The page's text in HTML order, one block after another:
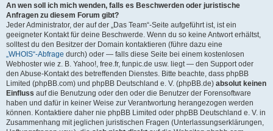
An wen soll ich mich wenden, falls es Beschwerden oder juristische
Anfragen zu diesem Forum gibt?
Jeder Administrator, der auf der „Das Team“-Seite aufgeführt ist, ist ein
geeigneter Kontakt für deine Beschwerde. Wenn du so keine Antwort erhältst,
solltest du den Besitzer der Domain kontaktieren (führe dazu eine
„WHOIS“-Abfrage durch) oder — falls diese Seite bei einem kostenlosen
Webhoster wie z. B. Yahoo!, free.fr, funpic.de usw. liegt — den Support oder
den Abuse-Kontakt des betreffenden Dienstes. Bitte beachte, dass phpBB
Limited (phpBB.com) und phpBB Deutschland e. V. (phpBB.de) absolut keinen
Einfluss auf die Benutzung oder den oder die Benutzer der Forensoftware
haben und dafür in keiner Weise zur Verantwortung herangezogen werden
können. Kontaktiere daher nie phpBB Limited oder phpBB Deutschland e. V. in
Zusammenhang mit jeglichen juristischen Fragen (Unterlassungserklärungen,